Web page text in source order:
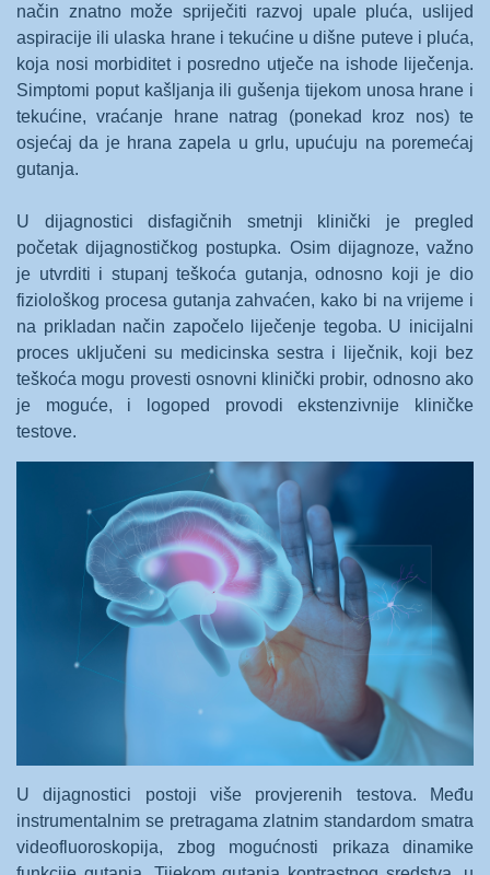
način znatno može spriječiti razvoj upale pluća, uslijed
aspiracije ili ulaska hrane i tekućine u dišne puteve i pluća,
koja nosi morbiditet i posredno utječe na ishode liječenja.
Simptomi poput kašljanja ili gušenja tijekom unosa hrane i
tekućine, vraćanje hrane natrag (ponekad kroz nos) te
osjećaj da je hrana zapela u grlu, upućuju na poremećaj
gutanja.
U dijagnostici disfagičnih smetnji klinički je pregled
početak dijagnostičkog postupka. Osim dijagnoze, važno
je utvrditi i stupanj teškoća gutanja, odnosno koji je dio
fiziološkog procesa gutanja zahvaćen, kako bi na vrijeme i
na prikladan način započelo liječenje tegoba. U inicijalni
proces uključeni su medicinska sestra i liječnik, koji bez
teškoća mogu provesti osnovni klinički probir, odnosno ako
je moguće, i logoped provodi ekstenzivnije kliničke
testove.
U dijagnostici postoji više provjerenih testova. Među
instrumentalnim se pretragama zlatnim standardom smatra
videofluoroskopija, zbog mogućnosti prikaza dinamike